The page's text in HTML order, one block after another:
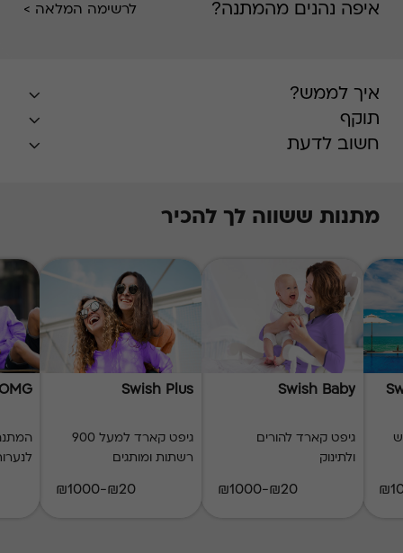
איפה נהנים מהמתנה? לרשימה המלאה >
איך לממש?
תוקף
חשוב לדעת
מתנות ששווה לך להכיר
Swish Baby
גיפט קארד להורים
ולתינוק
₪20-₪1000
Swish Plus
גיפט קארד למעל 900
רשתות ומותגים
₪20-₪1000